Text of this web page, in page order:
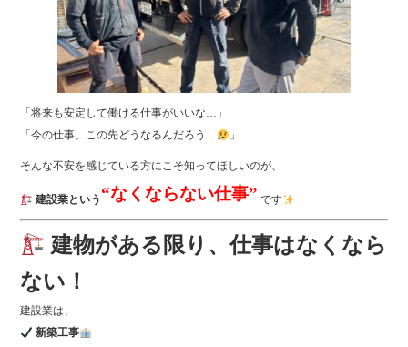
「将来も安定して働ける仕事がいいな…」
「今の仕事、この先どうなるんだろう…
」
そんな不安を感じている方にこそ知ってほしいのが、
建設業という “なくならない仕事” です
建物がある限り、仕事はなくなら
ない！
建設業は、
新築工事